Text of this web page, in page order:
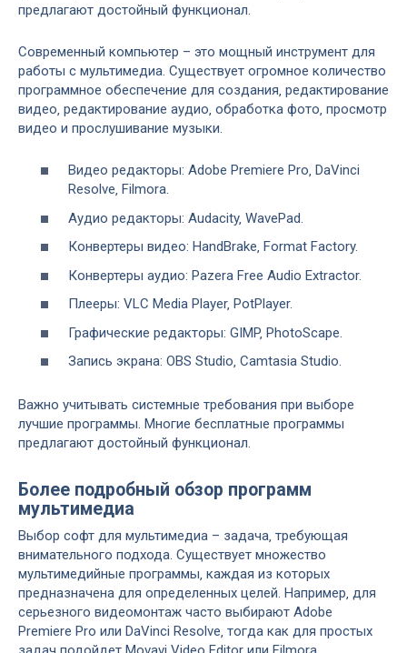
предлагают достойный функционал.
Современный компьютер – это мощный инструмент для
работы с мультимедиа. Существует огромное количество
программное обеспечение для создания‚ редактирование
видео‚ редактирование аудио‚ обработка фото‚ просмотр
видео и прослушивание музыки.
Видео редакторы: Adobe Premiere Pro‚ DaVinci
Resolve‚ Filmora.
Аудио редакторы: Audacity‚ WavePad.
Конвертеры видео: HandBrake‚ Format Factory.
Конвертеры аудио: Pazera Free Audio Extractor.
Плееры: VLC Media Player‚ PotPlayer.
Графические редакторы: GIMP‚ PhotoScape.
Запись экрана: OBS Studio‚ Camtasia Studio.
Важно учитывать системные требования при выборе
лучшие программы. Многие бесплатные программы
предлагают достойный функционал.
Более подробный обзор программ
мультимедиа
Выбор софт для мультимедиа – задача‚ требующая
внимательного подхода. Существует множество
мультимедийные программы‚ каждая из которых
предназначена для определенных целей. Например‚ для
серьезного видеомонтаж часто выбирают Adobe
Premiere Pro или DaVinci Resolve‚ тогда как для простых